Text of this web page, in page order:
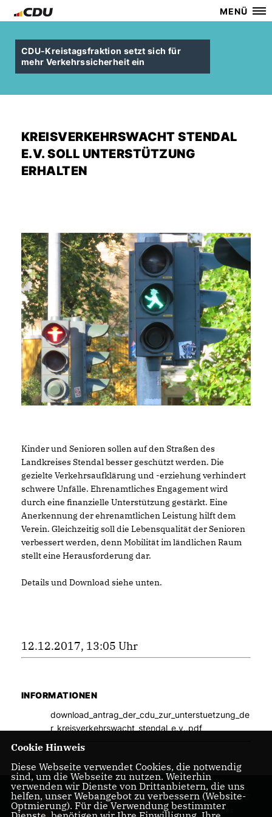
MENÜ
CDU-Kreistagsfraktion setzt sich für
mehr Verkehrssicherheit ein
KREISVERKEHRSWACHT STENDAL
E.V. SOLL UNTERSTÜTZUNG
ERHALTEN
Kinder und Senioren sollen auf den Straßen des
Landkreises Stendal besser geschützt werden. Die
gezielte Verkehrsaufklärung und -erziehung verhindert
schwere Unfälle. Ehrenamtliches Engagement wird
durch eine finanzielle Unterstützung gestärkt. Eine
Anerkennung der ehrenamtlichen Leistung hilft dem
Verein. Gleichzeitig soll die Lebensqualität der Senioren
verbessert werden, denn Mobilität im ländlichen Raum
stellt eine Herausforderung dar.
Details und Download siehe unten.
12.12.2017, 13:05 Uhr
INFORMATIONEN
download_antrag_der_cdu_zur_unterstuetzung_de
r_kreisverkehrswacht_stendal_e.v..pdf
Homepage des CDU
Kreisverbandes
Cookie Hinweis
Diese Webseite verwendet Cookies, die notwendig
sind, um die Webseite zu nutzen. Weiterhin
verwenden wir Dienste von Drittanbietern, die uns
helfen, unser Webangebot zu verbessern (Website-
Optmierung). Für die Verwendung bestimmter